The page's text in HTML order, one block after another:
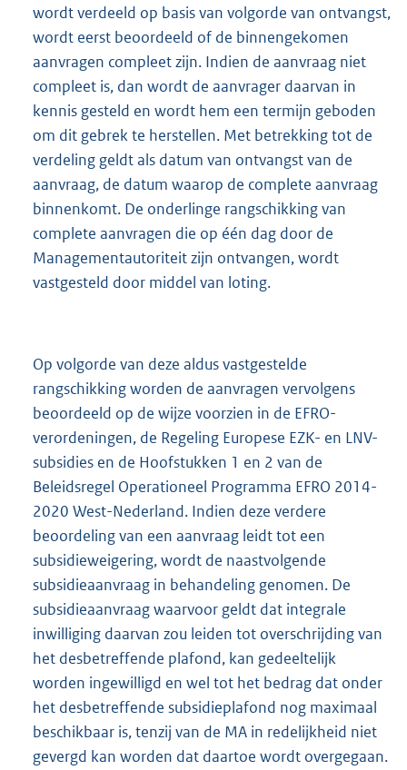
wordt verdeeld op basis van volgorde van ontvangst,
wordt eerst beoordeeld of de binnengekomen
aanvragen compleet zijn. Indien de aanvraag niet
compleet is, dan wordt de aanvrager daarvan in
kennis gesteld en wordt hem een termijn geboden
om dit gebrek te herstellen. Met betrekking tot de
verdeling geldt als datum van ontvangst van de
aanvraag, de datum waarop de complete aanvraag
binnenkomt. De onderlinge rangschikking van
complete aanvragen die op één dag door de
Managementautoriteit zijn ontvangen, wordt
vastgesteld door middel van loting.
Op volgorde van deze aldus vastgestelde
rangschikking worden de aanvragen vervolgens
beoordeeld op de wijze voorzien in de EFRO-
verordeningen, de Regeling Europese EZK- en LNV-
subsidies en de Hoofstukken 1 en 2 van de
Beleidsregel Operationeel Programma EFRO 2014-
2020 West-Nederland. Indien deze verdere
beoordeling van een aanvraag leidt tot een
subsidieweigering, wordt de naastvolgende
subsidieaanvraag in behandeling genomen. De
subsidieaanvraag waarvoor geldt dat integrale
inwilliging daarvan zou leiden tot overschrijding van
het desbetreffende plafond, kan gedeeltelijk
worden ingewilligd en wel tot het bedrag dat onder
het desbetreffende subsidieplafond nog maximaal
beschikbaar is, tenzij van de MA in redelijkheid niet
gevergd kan worden dat daartoe wordt overgegaan.